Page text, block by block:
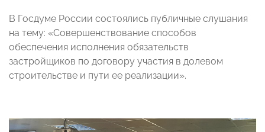
В Госдуме России состоялись публичные слушания
на тему: «Совершенствование способов
обеспечения исполнения обязательств
застройщиков по договору участия в долевом
строительстве и пути ее реализации».